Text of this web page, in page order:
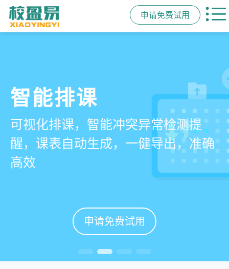
申请免费试用
管学校，用校盈易
培训机构教务管理系
统
有效提升运营管理效率45%
申请免费试用
智能排课
可视化排课，智能冲突异常检测提
醒，课表自动生成，一健导出，准确
高效
申请免费试用
课时统计
学员签到同步扣减课时，老师带课量
自动统计、汇总，数据清晰可查免扯
皮
申请免费试用
家校互动
一部手机链接教师、学员、家长，沟
通互动零距离，服务贴心铸口碑促续
费
申请免费试用